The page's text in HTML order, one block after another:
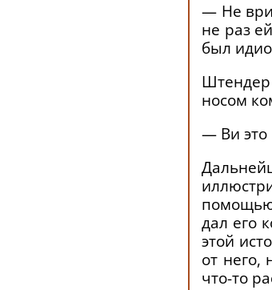
— Не
не раз
был
носом
— Ви это
помощью
дал его
этой
от него,
что-то